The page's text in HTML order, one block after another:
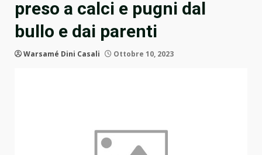
preso a calci e pugni dal
bullo e dai parenti
Warsamé Dini Casali Ottobre 10, 2023